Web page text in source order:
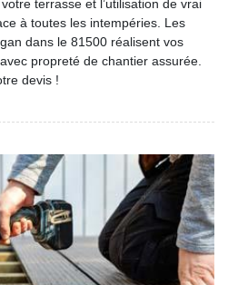
terrasse et l’utilisation de vrai
à toutes les intempéries. Les
dans le 81500 réalisent vos
propreté de chantier assurée.
devis !